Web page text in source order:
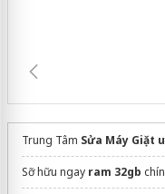
Trung Tâm Sửa Máy Giặt
Sỡ hữu ngay ram 32gb